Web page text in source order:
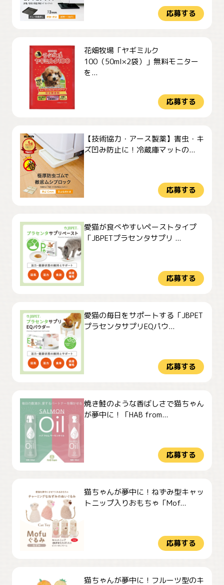
応募する
花畑牧場「ヤギミルク
100（50ml×2袋）」無料モニター
を...
応募する
【技術協力・アース製薬】害虫・キ
ズ凹み防止に！冷蔵庫マットの...
応募する
愛猫が食べやすいペーストタイプ
「JBPETプラセンタサプリ ...
応募する
愛猫の毎日をサポートする「JBPET
プラセンタサプリEQパウ...
応募する
焼き鮭のような香ばしさで猫ちゃん
が夢中に！「HAB from...
応募する
猫ちゃんが夢中に！ねずみ型キャッ
トニップ入りおもちゃ「Mof...
応募する
猫ちゃんが夢中に！フルーツ型のキ